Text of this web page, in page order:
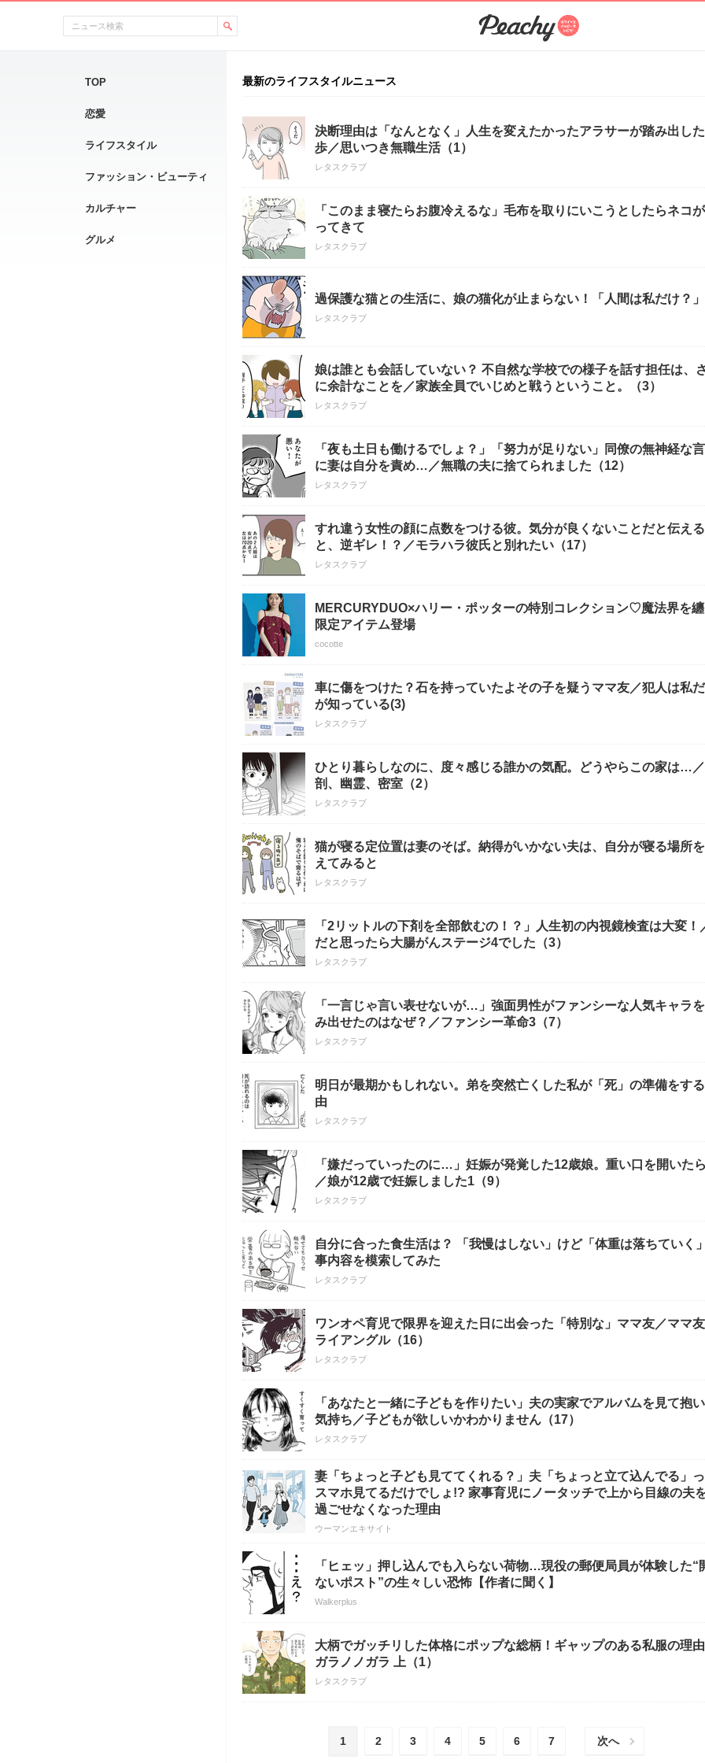
TOP
恋愛
ライフスタイル
ファッション・ビューティ
カルチャー
グルメ
最新のライフスタイルニュース
決断理由は「なんとなく」人生を変えたかったアラサーが踏み出し
歩／思いつき無職生活（1）
レタスクラブ
「このまま寝たらお腹冷えるな」毛布を取りにいこうとしたらネコ
ってきて
レタスクラブ
過保護な猫との生活に、娘の猫化が止まらない！「人間は私だけ？」
レタスクラブ
娘は誰とも会話していない？ 不自然な学校での様子を話す担任は、
に余計なことを／家族全員でいじめと戦うということ。（3）
レタスクラブ
「夜も土日も働けるでしょ？」「努力が足りない」同僚の無神経な
に妻は自分を責め…／無職の夫に捨てられました（12）
レタスクラブ
すれ違う女性の顔に点数をつける彼。気分が良くないことだと伝える
と、逆ギレ！？／モラハラ彼氏と別れたい（17）
レタスクラブ
MERCURYDUO×ハリー・ポッターの特別コレクション♡魔法界を纏
限定アイテム登場
cocotte
車に傷をつけた？石を持っていたよその子を疑うママ友／犯人は私
が知っている(3)
レタスクラブ
ひとり暮らしなのに、度々感じる誰かの気配。どうやらこの家は…
剖、幽霊、密室（2）
レタスクラブ
猫が寝る定位置は妻のそば。納得がいかない夫は、自分が寝る場所
えてみると
レタスクラブ
「2リットルの下剤を全部飲むの！？」人生初の内視鏡検査は大変！
だと思ったら大腸がんステージ4でした（3）
レタスクラブ
「一言じゃ言い表せないが…」強面男性がファンシーな人気キャラ
み出せたのはなぜ？／ファンシー革命3（7）
レタスクラブ
明日が最期かもしれない。弟を突然亡くした私が「死」の準備をす
由
レタスクラブ
「嫌だっていったのに…」妊娠が発覚した12歳娘。重い口を開いた
／娘が12歳で妊娠しました1（9）
レタスクラブ
自分に合った食生活は？ 「我慢はしない」けど「体重は落ちていく
事内容を模索してみた
レタスクラブ
ワンオペ育児で限界を迎えた日に出会った「特別な」ママ友／ママ友
ライアングル（16）
レタスクラブ
「あなたと一緒に子どもを作りたい」夫の実家でアルバムを見て抱
気持ち／子どもが欲しいかわかりません（17）
レタスクラブ
妻「ちょっと子ども見ててくれる？」夫「ちょっと立て込んでる」
スマホ見てるだけでしょ!? 家事育児にノータッチで上から目線の夫
過ごせなくなった理由
ウーマンエキサイト
「ヒェッ」押し込んでも入らない荷物…現役の郵便局員が体験した“
ないポスト”の生々しい恐怖【作者に聞く】
Walkerplus
大柄でガッチリした体格にポップな総柄！ギャップのある私服の理
ガラノノガラ 上（1）
レタスクラブ
1 2 3 4 5 6 7 次へ